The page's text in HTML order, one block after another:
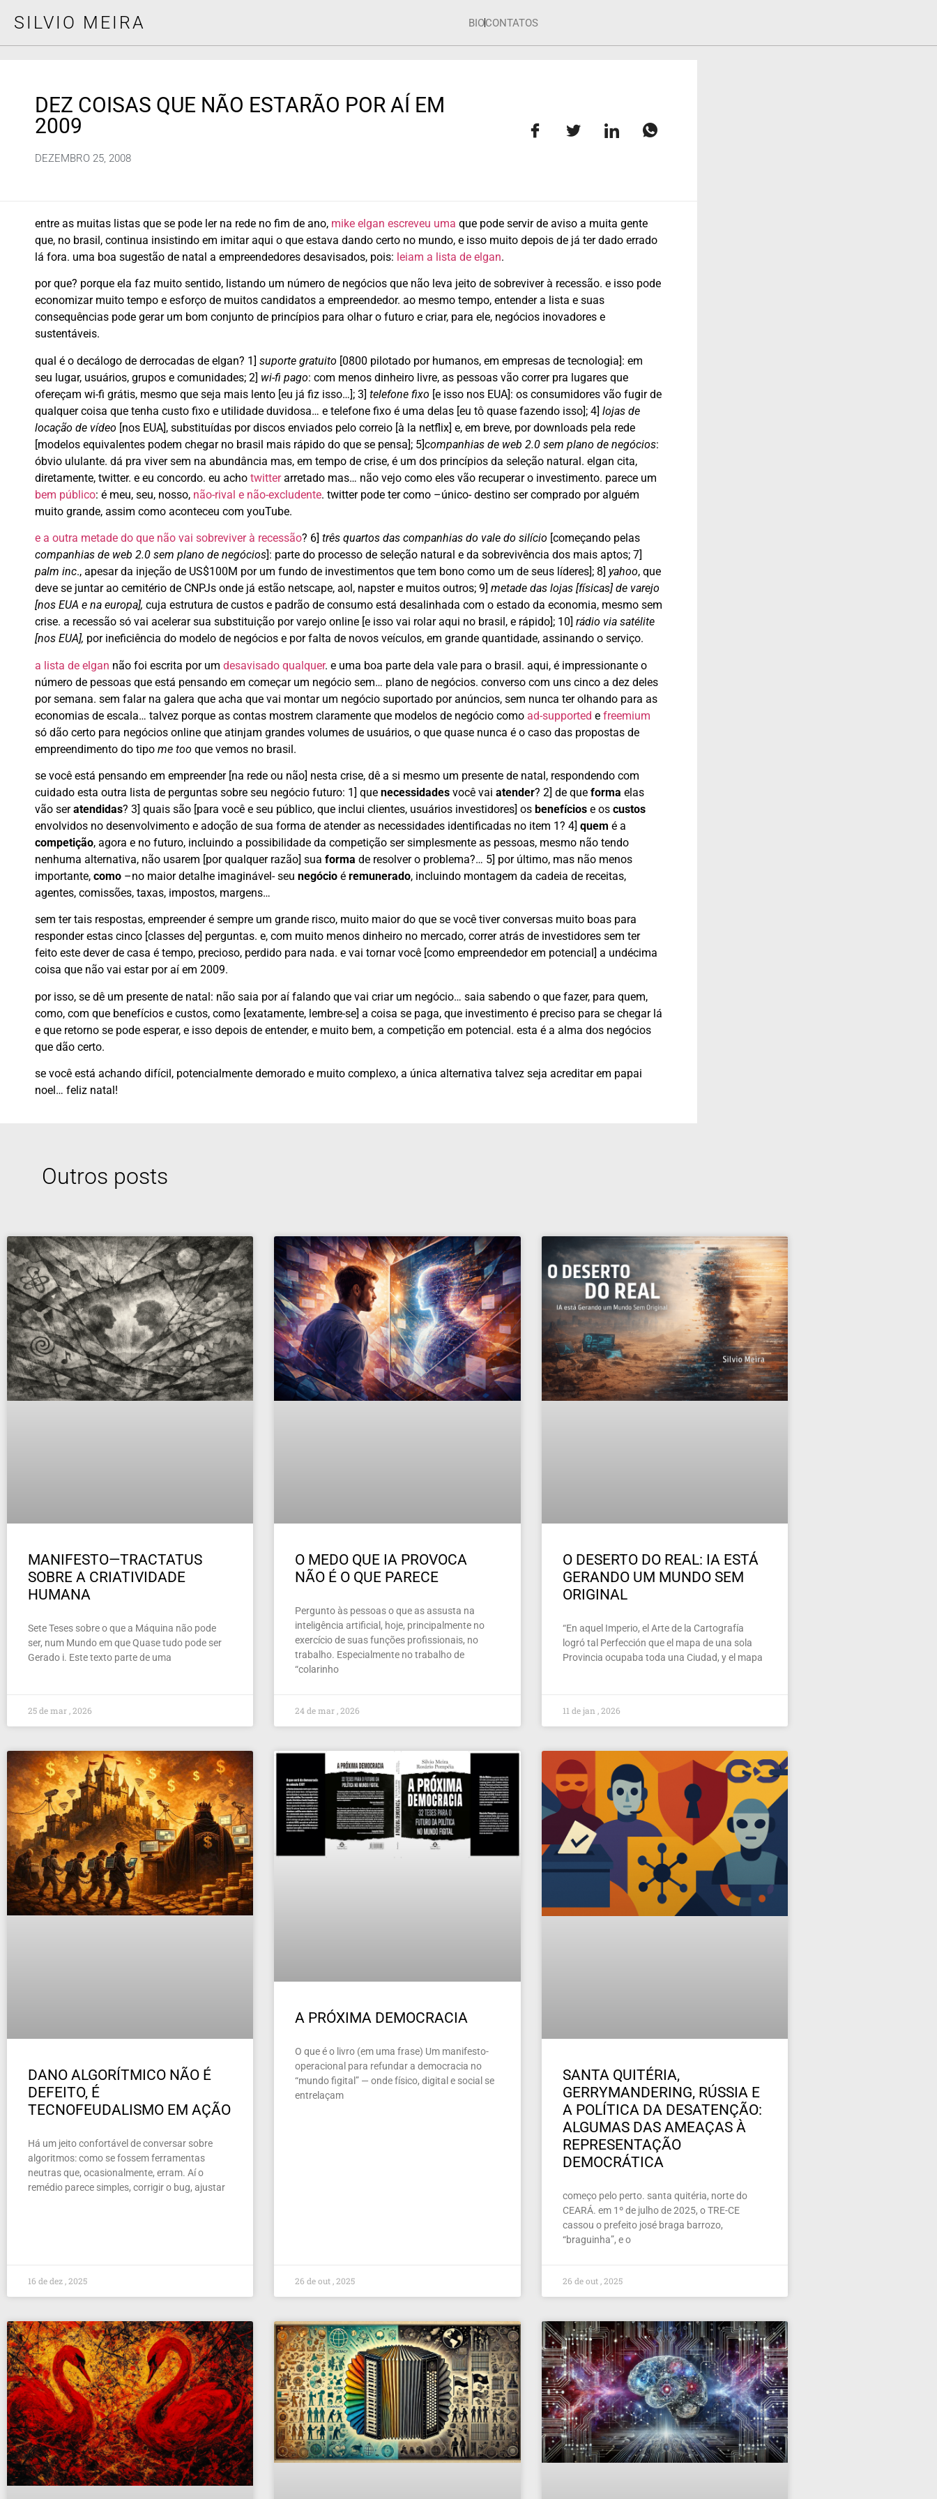
SILVIO MEIRA BIOCONTATOS
DEZ COISAS QUE NÃO ESTARÃO POR AÍ EM
2009
DEZEMBRO 25, 2008
entre as muitas listas que se pode ler na rede no fim de ano, mike elgan escreveu uma que pode servir de aviso a muita gente
que, no brasil, continua insistindo em imitar aqui o que estava dando certo no mundo, e isso muito depois de já ter dado errado
lá fora. uma boa sugestão de natal a empreendedores desavisados, pois: leiam a lista de elgan.
por que? porque ela faz muito sentido, listando um número de negócios que não leva jeito de sobreviver à recessão. e isso pode
economizar muito tempo e esforço de muitos candidatos a empreendedor. ao mesmo tempo, entender a lista e suas
consequências pode gerar um bom conjunto de princípios para olhar o futuro e criar, para ele, negócios inovadores e
sustentáveis.
qual é o decálogo de derrocadas de elgan? 1] suporte gratuito [0800 pilotado por humanos, em empresas de tecnologia]: em
seu lugar, usuários, grupos e comunidades; 2] wi-fi pago: com menos dinheiro livre, as pessoas vão correr pra lugares que
ofereçam wi-fi grátis, mesmo que seja mais lento [eu já fiz isso…]; 3] telefone fixo [e isso nos EUA]: os consumidores vão fugir de
qualquer coisa que tenha custo fixo e utilidade duvidosa… e telefone fixo é uma delas [eu tô quase fazendo isso]; 4] lojas de
locação de vídeo [nos EUA], substituídas por discos enviados pelo correio [à la netflix] e, em breve, por downloads pela rede
[modelos equivalentes podem chegar no brasil mais rápido do que se pensa]; 5]companhias de web 2.0 sem plano de negócios:
óbvio ululante. dá pra viver sem na abundância mas, em tempo de crise, é um dos princípios da seleção natural. elgan cita,
diretamente, twitter. e eu concordo. eu acho twitterarretado mas… não vejo como eles vão recuperar o investimento. parece um
bem público: é meu, seu, nosso, não-rival e não-excludente. twitter pode ter como –único- destino ser comprado por alguém
muito grande, assim como aconteceu com youTube.
e a outra metade do que não vai sobreviver à recessão? 6] três quartos das companhias do vale do silício [começando pelas
companhias de web 2.0 sem plano de negócios]: parte do processo de seleção natural e da sobrevivência dos mais aptos; 7]
palm inc., apesar da injeção de US$100M por um fundo de investimentos que tem bono como um de seus líderes]; 8] yahoo, que
deve se juntar ao cemitério de CNPJs onde já estão netscape, aol, napster e muitos outros; 9] metade das lojas [físicas] de varejo
[nos EUA e na europa], cuja estrutura de custos e padrão de consumo está desalinhada com o estado da economia, mesmo sem
crise. a recessão só vai acelerar sua substituição por varejo online [e isso vai rolar aqui no brasil, e rápido]; 10] rádio via satélite
[nos EUA], por ineficiência do modelo de negócios e por falta de novos veículos, em grande quantidade, assinando o serviço.
a lista de elgan não foi escrita por um desavisado qualquer. e uma boa parte dela vale para o brasil. aqui, é impressionante o
número de pessoas que está pensando em começar um negócio sem… plano de negócios. converso com uns cinco a dez deles
por semana. sem falar na galera que acha que vai montar um negócio suportado por anúncios, sem nunca ter olhando para as
economias de escala… talvez porque as contas mostrem claramente que modelos de negócio como ad-supported e freemium
só dão certo para negócios online que atinjam grandes volumes de usuários, o que quase nunca é o caso das propostas de
empreendimento do tipo me too que vemos no brasil.
se você está pensando em empreender [na rede ou não] nesta crise, dê a si mesmo um presente de natal, respondendo com
cuidado esta outra lista de perguntas sobre seu negócio futuro: 1] que necessidades você vai atender? 2] de que forma elas
vão seratendidas? 3] quais são [para você e seu público, que inclui clientes, usuários investidores] os benefícios e os custos
envolvidos no desenvolvimento e adoção de sua forma de atender as necessidades identificadas no item 1? 4] quem é a
competição, agora e no futuro, incluindo a possibilidade da competição ser simplesmente as pessoas, mesmo não tendo
nenhuma alternativa, não usarem [por qualquer razão] sua forma de resolver o problema?… 5] por último, mas não menos
importante, como –no maior detalhe imaginável- seu negócio é remunerado, incluindo montagem da cadeia de receitas,
agentes, comissões, taxas, impostos, margens…
sem ter tais respostas, empreender é sempre um grande risco, muito maior do que se você tiver conversas muito boas para
responder estas cinco [classes de] perguntas. e, com muito menos dinheiro no mercado, correr atrás de investidores sem ter
feito este dever de casa é tempo, precioso, perdido para nada. e vai tornar você [como empreendedor em potencial] a undécima
coisa que não vai estar por aí em 2009.
por isso, se dê um presente de natal: não saia por aí falando que vai criar um negócio… saia sabendo o que fazer, para quem,
como, com que benefícios e custos, como [exatamente, lembre-se] a coisa se paga, que investimento é preciso para se chegar lá
e que retorno se pode esperar, e isso depois de entender, e muito bem, a competição em potencial. esta é a alma dos negócios
que dão certo.
se você está achando difícil, potencialmente demorado e muito complexo, a única alternativa talvez seja acreditar em papai
noel… feliz natal!
Outros posts
MANIFESTO—TRACTATUS
SOBRE A CRIATIVIDADE
HUMANA
Sete Teses sobre o que a Máquina não pode
ser, num Mundo em que Quase tudo pode ser
Gerado i. Este texto parte de uma
25 de mar , 2026
O MEDO QUE IA PROVOCA
NÃO É O QUE PARECE
Pergunto às pessoas o que as assusta na
inteligência artificial, hoje, principalmente no
exercício de suas funções profissionais, no
trabalho. Especialmente no trabalho de
“colarinho
24 de mar , 2026
O DESERTO DO REAL: IA ESTÁ
GERANDO UM MUNDO SEM
ORIGINAL
“En aquel Imperio, el Arte de la Cartografía
logró tal Perfección que el mapa de una sola
Provincia ocupaba toda una Ciudad, y el mapa
11 de jan , 2026
DANO ALGORÍTMICO NÃO É
DEFEITO, É
TECNOFEUDALISMO EM AÇÃO
Há um jeito confortável de conversar sobre
algoritmos: como se fossem ferramentas
neutras que, ocasionalmente, erram. Aí o
remédio parece simples, corrigir o bug, ajustar
16 de dez , 2025
A PRÓXIMA DEMOCRACIA
O que é o livro (em uma frase) Um manifesto-
operacional para refundar a democracia no
“mundo figital” — onde físico, digital e social se
entrelaçam
26 de out , 2025
SANTA QUITÉRIA,
GERRYMANDERING, RÚSSIA E
A POLÍTICA DA DESATENÇÃO:
ALGUMAS DAS AMEAÇAS À
REPRESENTAÇÃO
DEMOCRÁTICA
começo pelo perto. santa quitéria, norte do
CEARÁ. em 1º de julho de 2025, o TRE-CE
cassou o prefeito josé braga barrozo,
“braguinha”, e o
26 de out , 2025